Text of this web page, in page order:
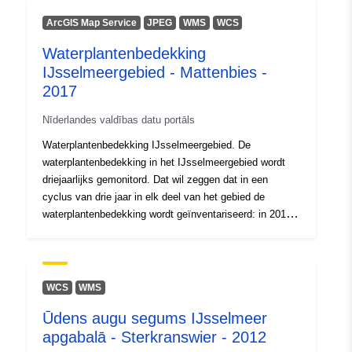
ArcGIS Map Service JPEG WMS WCS
Waterplantenbedekking
IJsselmeergebied - Mattenbies -
2017
Nīderlandes valdības datu portāls
Waterplantenbedekking IJsselmeergebied. De
waterplantenbedekking in het IJsselmeergebied wordt
driejaarlijks gemonitord. Dat wil zeggen dat in een
cyclus van drie jaar in elk deel van het gebied de
waterplantenbedekking wordt geïnventariseerd: in 2016
2018 niet gebiedsdekkend gekarteerd, maar op een
beperkt aantal locaties.Voor elk jaar is er een dataset
totale bedekkingaanwezig. Deze datasets betreffen
geinterpoleerde data. Daarnaast is er per jaar een
WCS WMS
Ūdens augu segums IJsselmeer
apgabalā - Sterkranswier - 2012